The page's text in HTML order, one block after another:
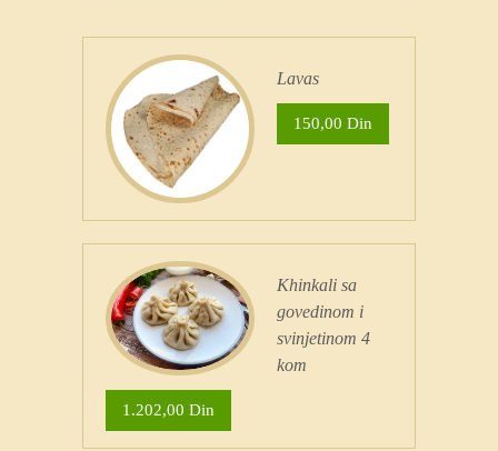
Lavas
150,00 Din
Khinkali sa
govedinom i
svinjetinom 4
kom
1.202,00 Din